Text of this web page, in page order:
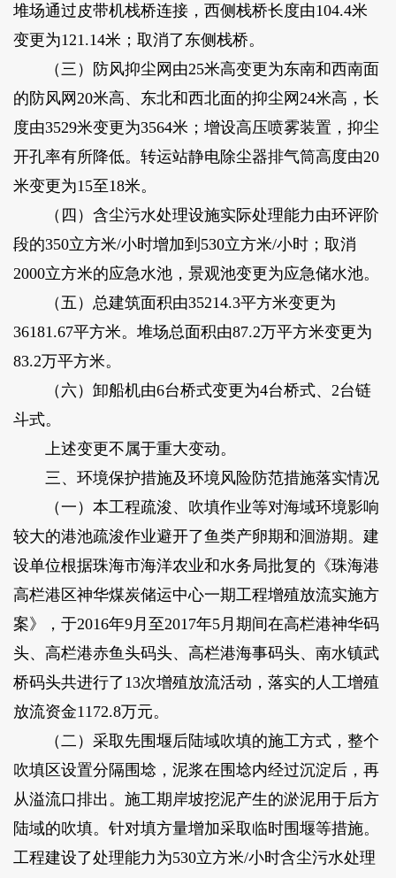
堆场通过皮带机栈桥连接，西侧栈桥长度由104.4米
变更为121.14米；取消了东侧栈桥。
（三）防风抑尘网由25米高变更为东南和西南面
的防风网20米高、东北和西北面的抑尘网24米高，长
度由3529米变更为3564米；增设高压喷雾装置，抑尘
开孔率有所降低。转运站静电除尘器排气筒高度由20
米变更为15至18米。
（四）含尘污水处理设施实际处理能力由环评阶
段的350立方米/小时增加到530立方米/小时；取消
2000立方米的应急水池，景观池变更为应急储水池。
（五）总建筑面积由35214.3平方米变更为
36181.67平方米。堆场总面积由87.2万平方米变更为
83.2万平方米。
（六）卸船机由6台桥式变更为4台桥式、2台链
斗式。
上述变更不属于重大变动。
三、环境保护措施及环境风险防范措施落实情况
（一）本工程疏浚、吹填作业等对海域环境影响
较大的港池疏浚作业避开了鱼类产卵期和洄游期。建
设单位根据珠海市海洋农业和水务局批复的《珠海港
高栏港区神华煤炭储运中心一期工程增殖放流实施方
案》，于2016年9月至2017年5月期间在高栏港神华码
头、高栏港赤鱼头码头、高栏港海事码头、南水镇武
桥码头共进行了13次增殖放流活动，落实的人工增殖
放流资金1172.8万元。
（二）采取先围堰后陆域吹填的施工方式，整个
吹填区设置分隔围埝，泥浆在围埝内经过沉淀后，再
从溢流口排出。施工期岸坡挖泥产生的淤泥用于后方
陆域的吹填。针对填方量增加采取临时围堰等措施。
工程建设了处理能力为530立方米/小时含尘污水处理